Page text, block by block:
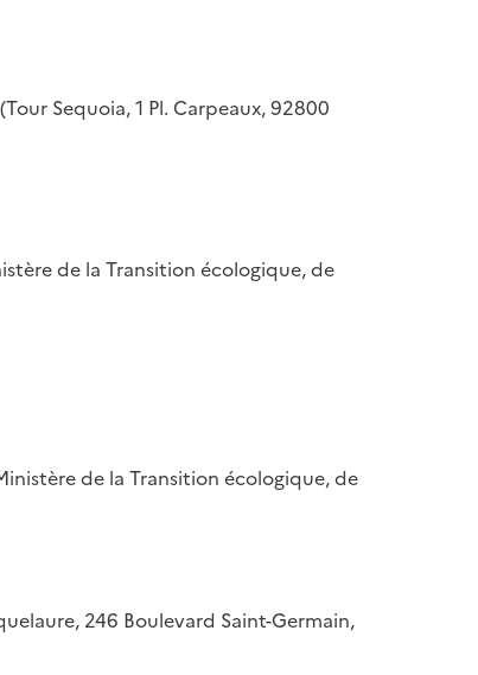
Sequoia, 1 Pl. Carpeaux, 92800
de la Transition écologique, de
de la Transition écologique, de
246 Boulevard Saint-Germain,